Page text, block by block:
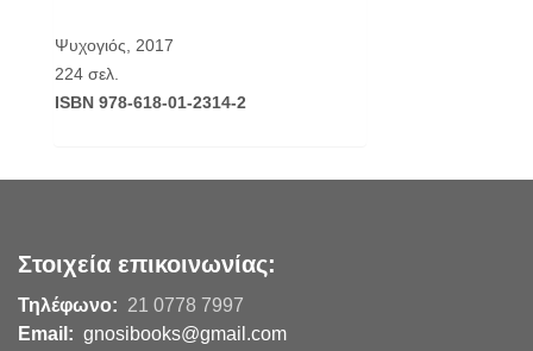
Ψυχογιός, 2017
224 σελ.
ISBN 978-618-01-2314-2
Στοιχεία επικοινωνίας:
Τηλέφωνο: 21 0778 7997
Email: gnosibooks@gmail.com